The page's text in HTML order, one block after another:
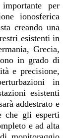
per
ionosferica
creando una
esistenti in
Grecia,
in grado di
e precisione,
in
esistenti
addestrato e
che gli esperti
e ad alta